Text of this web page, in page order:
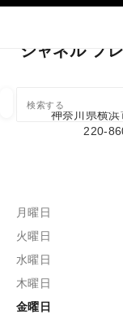
この検索バーの
0 提案あり
ブティックカードを閉じ
シャネル フ
神奈川県横
220-
月曜日
火曜日
水曜日
木曜日
金曜日
以下に関するフ